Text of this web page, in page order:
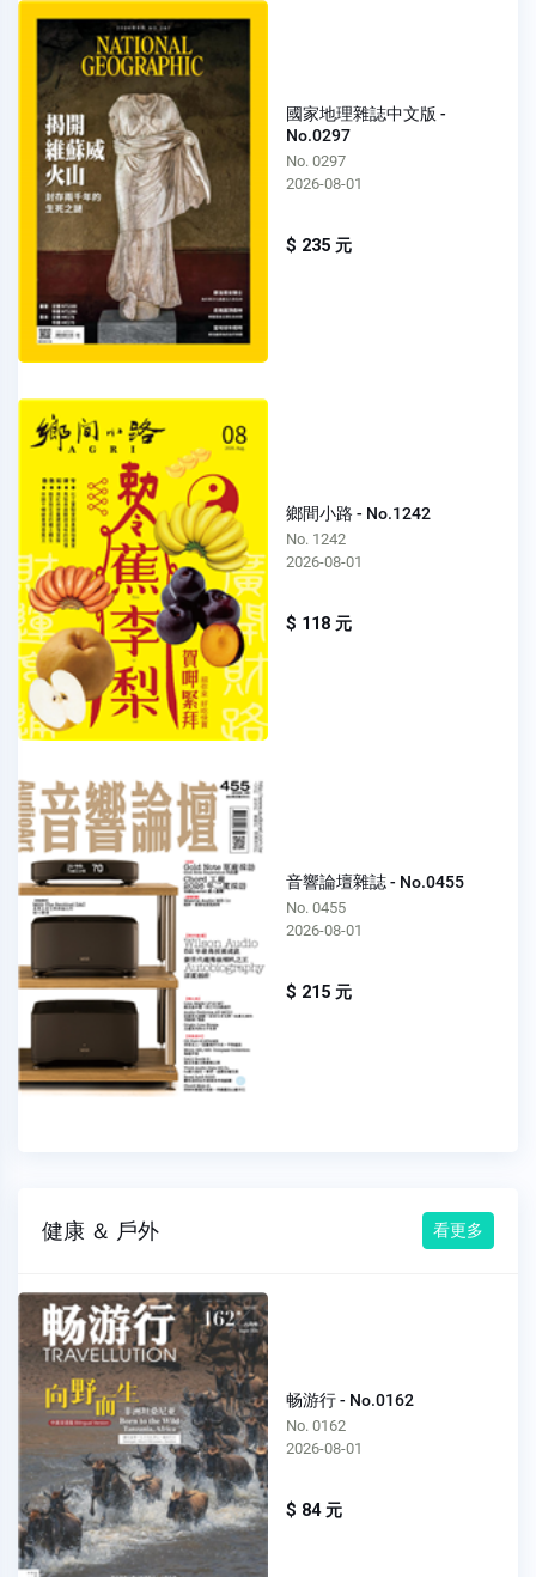
國家地理雜誌中文版 -
No.0297
No. 0297
2026-08-01
$ 235 元
鄉間小路 - No.1242
No. 1242
2026-08-01
$ 118 元
音響論壇雜誌 - No.0455
No. 0455
2026-08-01
$ 215 元
健康 ＆ 戶外 看更多
畅游行 - No.0162
No. 0162
2026-08-01
$ 84 元